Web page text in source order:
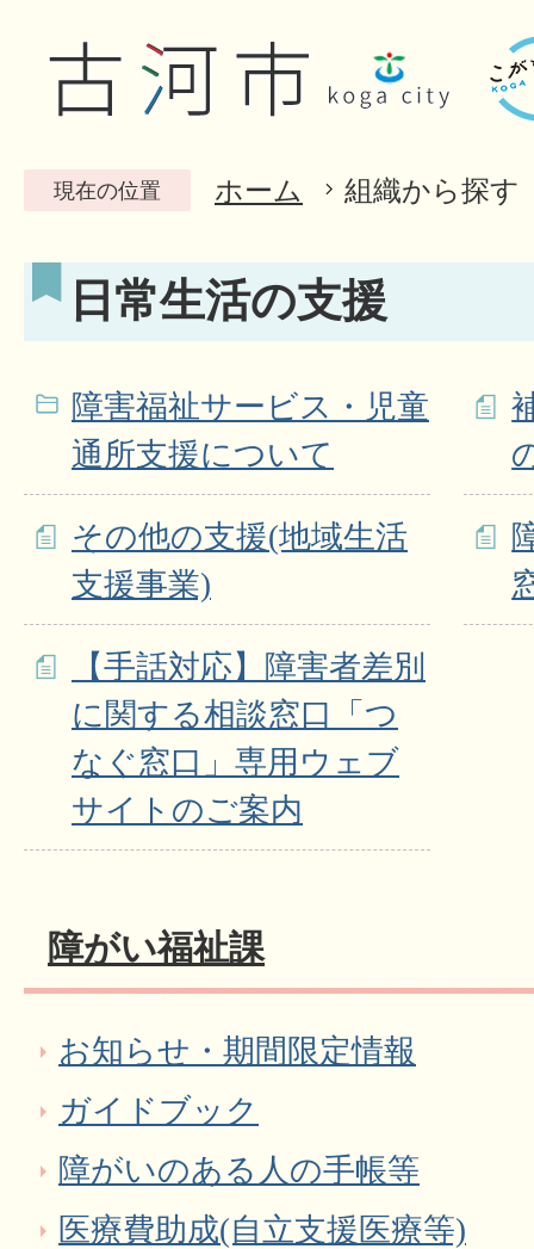
現在の位置 ホーム 組織から探す
日常生活の支援
障害福祉サービス・児童
通所支援について
その他の支援(地域生活
支援事業)
【手話対応】障害者差別
に関する相談窓口「つ
なぐ窓口」専用ウェブ
サイトのご案内
障がい福祉課
お知らせ・期間限定情報
ガイドブック
障がいのある人の手帳等
医療費助成(自立支援医療等)